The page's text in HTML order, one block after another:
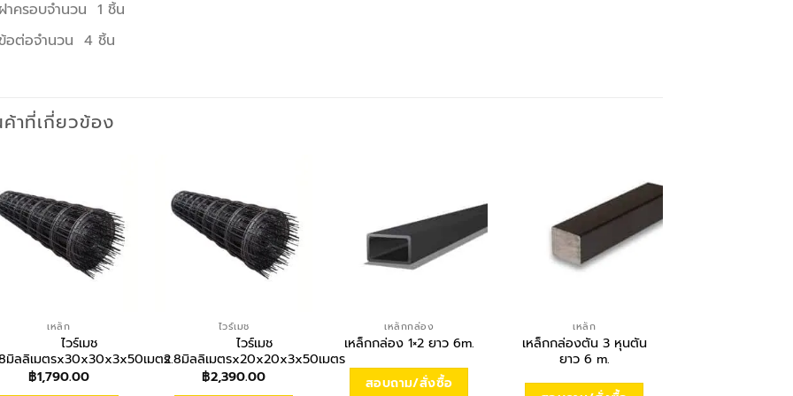
าครอบจำนวน 1 ชิ้น
อต่อจำนวน 4 ชิ้น
าที่เกี่ยวข้อง
เหล็ก
ไวร์เมช
มิลลิเมตรx30x30x3x50เมตร
฿1,790.00
ไวร์เมช
ไวร์เมช
2.8มิลลิเมตรx20x20x3x50เมตร
฿2,390.00
เหล็กกล่อง
เหล็กกล่อง 1×2 ยาว 6m.
สอบถาม/สั่งซื้อ
เหล็ก
เหล็กกล่องตัน 3 หุนตัน
ยาว 6 m.